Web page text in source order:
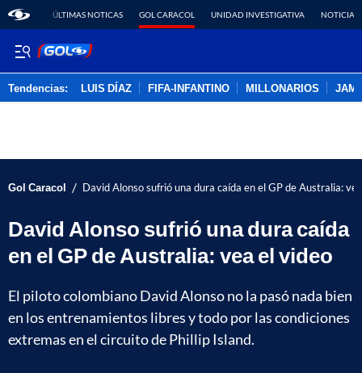
ÚLTIMAS NOTICAS GOL CARACOL UNIDAD INVESTIGATIVA NOTICIAS
Tendencias: LUIS DÍAZ FIFA-INFANTINO MILLONARIOS
Gol Caracol / David Alonso sufrió una dura caída en el GP de Australia:
David Alonso sufrió una dura caída
en el GP de Australia: vea el video
El piloto colombiano David Alonso no la pasó nada bien
en los entrenamientos libres y todo por las condiciones
extremas en el circuito de Phillip Island.